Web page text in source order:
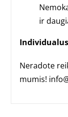
ir
Neradote
mumis!